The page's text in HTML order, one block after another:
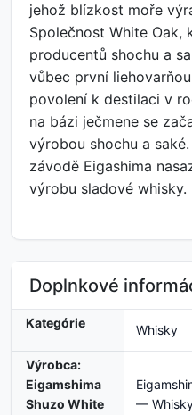
jehož blízkost moře
Společnost White Oak,
producentů shochu a
vůbec první
povolení k destilaci v
na bázi ječmene se
výrobou shochu a
závodě Eigashima
výrobu sladové whisky.
Doplnkové
Kategórie Whisky
Výrobca:
Eigamshima
Shuzo White
—